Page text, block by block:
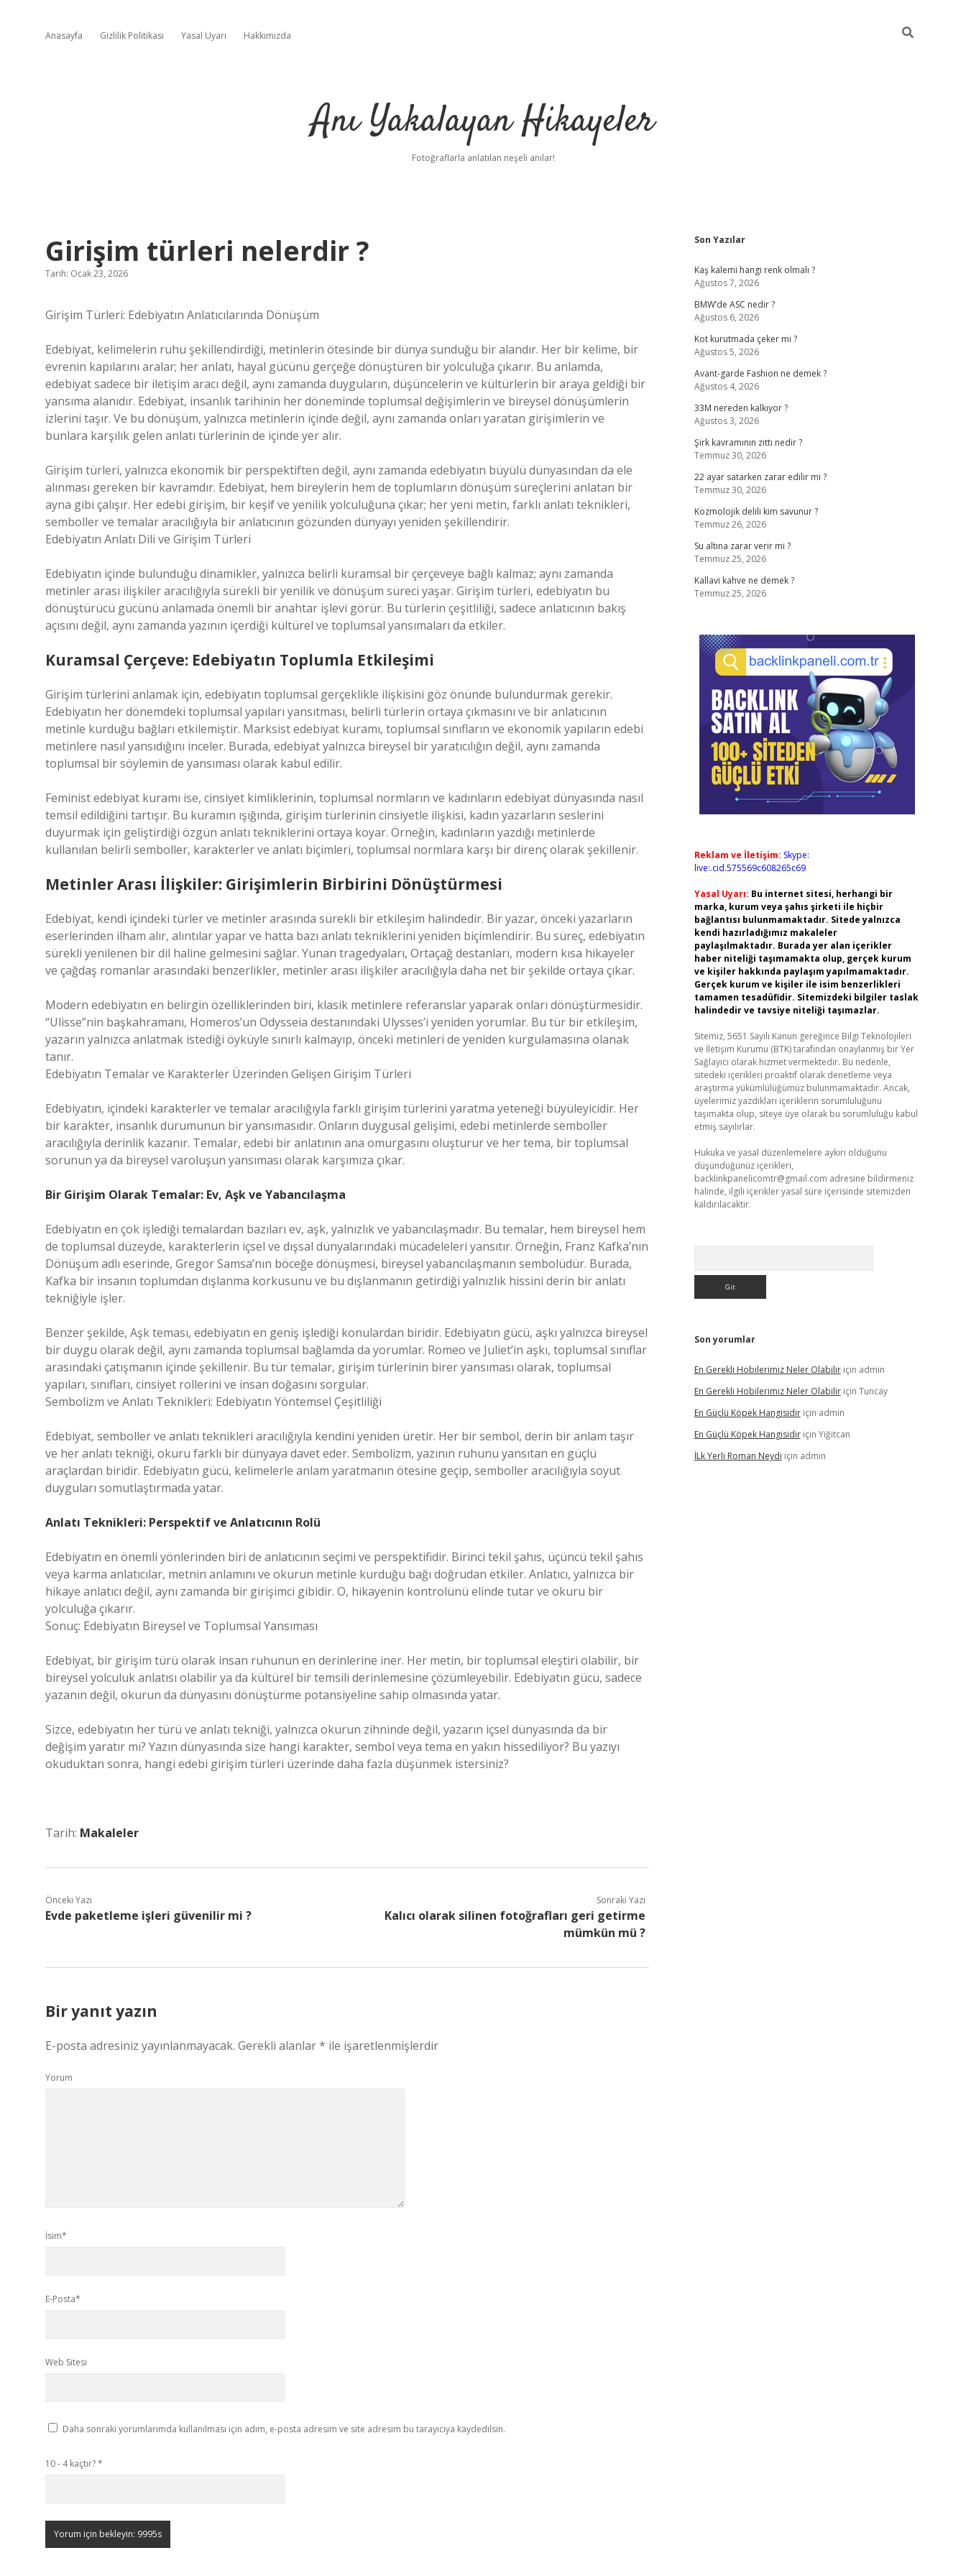
Anasayfa Gizlilik Politikası Yasal Uyarı Hakkımızda
Anı Yakalayan Hikayeler
Fotoğraflarla anlatılan neşeli anılar!
Girişim türleri nelerdir ?
Tarih: Ocak 23, 2026
Girişim Türleri: Edebiyatın Anlatıcılarında Dönüşüm
Edebiyat, kelimelerin ruhu şekillendirdiği, metinlerin ötesinde bir dünya sunduğu bir alandır. Her bir kelime, bir
evrenin kapılarını aralar; her anlatı, hayal gücünü gerçeğe dönüştüren bir yolculuğa çıkarır. Bu anlamda,
edebiyat sadece bir iletişim aracı değil, aynı zamanda duyguların, düşüncelerin ve kültürlerin bir araya geldiği bir
yansıma alanıdır. Edebiyat, insanlık tarihinin her döneminde toplumsal değişimlerin ve bireysel dönüşümlerin
izlerini taşır. Ve bu dönüşüm, yalnızca metinlerin içinde değil, aynı zamanda onları yaratan girişimlerin ve
bunlara karşılık gelen anlatı türlerinin de içinde yer alır.
Girişim türleri, yalnızca ekonomik bir perspektiften değil, aynı zamanda edebiyatın büyülü dünyasından da ele
alınması gereken bir kavramdır. Edebiyat, hem bireylerin hem de toplumların dönüşüm süreçlerini anlatan bir
ayna gibi çalışır. Her edebi girişim, bir keşif ve yenilik yolculuğuna çıkar; her yeni metin, farklı anlatı teknikleri,
semboller ve temalar aracılığıyla bir anlatıcının gözünden dünyayı yeniden şekillendirir.
Edebiyatın Anlatı Dili ve Girişim Türleri
Edebiyatın içinde bulunduğu dinamikler, yalnızca belirli kuramsal bir çerçeveye bağlı kalmaz; aynı zamanda
metinler arası ilişkiler aracılığıyla sürekli bir yenilik ve dönüşüm süreci yaşar. Girişim türleri, edebiyatın bu
dönüştürücü gücünü anlamada önemli bir anahtar işlevi görür. Bu türlerin çeşitliliği, sadece anlatıcının bakış
açısını değil, aynı zamanda yazının içerdiği kültürel ve toplumsal yansımaları da etkiler.
Kuramsal Çerçeve: Edebiyatın Toplumla Etkileşimi
Girişim türlerini anlamak için, edebiyatın toplumsal gerçeklikle ilişkisini göz önünde bulundurmak gerekir.
Edebiyatın her dönemdeki toplumsal yapıları yansıtması, belirli türlerin ortaya çıkmasını ve bir anlatıcının
metinle kurduğu bağları etkilemiştir. Marksist edebiyat kuramı, toplumsal sınıfların ve ekonomik yapıların edebi
metinlere nasıl yansıdığını inceler. Burada, edebiyat yalnızca bireysel bir yaratıcılığın değil, aynı zamanda
toplumsal bir söylemin de yansıması olarak kabul edilir.
Feminist edebiyat kuramı ise, cinsiyet kimliklerinin, toplumsal normların ve kadınların edebiyat dünyasında nasıl
temsil edildiğini tartışır. Bu kuramın ışığında, girişim türlerinin cinsiyetle ilişkisi, kadın yazarların seslerini
duyurmak için geliştirdiği özgün anlatı tekniklerini ortaya koyar. Örneğin, kadınların yazdığı metinlerde
kullanılan belirli semboller, karakterler ve anlatı biçimleri, toplumsal normlara karşı bir direnç olarak şekillenir.
Metinler Arası İlişkiler: Girişimlerin Birbirini Dönüştürmesi
Edebiyat, kendi içindeki türler ve metinler arasında sürekli bir etkileşim halindedir. Bir yazar, önceki yazarların
eserlerinden ilham alır, alıntılar yapar ve hatta bazı anlatı tekniklerini yeniden biçimlendirir. Bu süreç, edebiyatın
sürekli yenilenen bir dil haline gelmesini sağlar. Yunan tragedyaları, Ortaçağ destanları, modern kısa hikayeler
ve çağdaş romanlar arasındaki benzerlikler, metinler arası ilişkiler aracılığıyla daha net bir şekilde ortaya çıkar.
Modern edebiyatın en belirgin özelliklerinden biri, klasik metinlere referanslar yaparak onları dönüştürmesidir.
“Ulisse”nin başkahramanı, Homeros’un Odysseia destanındaki Ulysses’i yeniden yorumlar. Bu tür bir etkileşim,
yazarın yalnızca anlatmak istediği öyküyle sınırlı kalmayıp, önceki metinleri de yeniden kurgulamasına olanak
tanır.
Edebiyatın Temalar ve Karakterler Üzerinden Gelişen Girişim Türleri
Edebiyatın, içindeki karakterler ve temalar aracılığıyla farklı girişim türlerini yaratma yeteneği büyüleyicidir. Her
bir karakter, insanlık durumunun bir yansımasıdır. Onların duygusal gelişimi, edebi metinlerde semboller
aracılığıyla derinlik kazanır. Temalar, edebi bir anlatının ana omurgasını oluşturur ve her tema, bir toplumsal
sorunun ya da bireysel varoluşun yansıması olarak karşımıza çıkar.
Bir Girişim Olarak Temalar: Ev, Aşk ve Yabancılaşma
Edebiyatın en çok işlediği temalardan bazıları ev, aşk, yalnızlık ve yabancılaşmadır. Bu temalar, hem bireysel hem
de toplumsal düzeyde, karakterlerin içsel ve dışsal dünyalarındaki mücadeleleri yansıtır. Örneğin, Franz Kafka’nın
Dönüşüm adlı eserinde, Gregor Samsa’nın böceğe dönüşmesi, bireysel yabancılaşmanın sembolüdür. Burada,
Kafka bir insanın toplumdan dışlanma korkusunu ve bu dışlanmanın getirdiği yalnızlık hissini derin bir anlatı
tekniğiyle işler.
Benzer şekilde, Aşk teması, edebiyatın en geniş işlediği konulardan biridir. Edebiyatın gücü, aşkı yalnızca bireysel
bir duygu olarak değil, aynı zamanda toplumsal bağlamda da yorumlar. Romeo ve Juliet’in aşkı, toplumsal sınıflar
arasındaki çatışmanın içinde şekillenir. Bu tür temalar, girişim türlerinin birer yansıması olarak, toplumsal
yapıları, sınıfları, cinsiyet rollerini ve insan doğasını sorgular.
Sembolizm ve Anlatı Teknikleri: Edebiyatın Yöntemsel Çeşitliliği
Edebiyat, semboller ve anlatı teknikleri aracılığıyla kendini yeniden üretir. Her bir sembol, derin bir anlam taşır
ve her anlatı tekniği, okuru farklı bir dünyaya davet eder. Sembolizm, yazının ruhunu yansıtan en güçlü
araçlardan biridir. Edebiyatın gücü, kelimelerle anlam yaratmanın ötesine geçip, semboller aracılığıyla soyut
duyguları somutlaştırmada yatar.
Anlatı Teknikleri: Perspektif ve Anlatıcının Rolü
Edebiyatın en önemli yönlerinden biri de anlatıcının seçimi ve perspektifidir. Birinci tekil şahıs, üçüncü tekil şahıs
veya karma anlatıcılar, metnin anlamını ve okurun metinle kurduğu bağı doğrudan etkiler. Anlatıcı, yalnızca bir
hikaye anlatıcı değil, aynı zamanda bir girişimci gibidir. O, hikayenin kontrolünü elinde tutar ve okuru bir
yolculuğa çıkarır.
Sonuç: Edebiyatın Bireysel ve Toplumsal Yansıması
Edebiyat, bir girişim türü olarak insan ruhunun en derinlerine iner. Her metin, bir toplumsal eleştiri olabilir, bir
bireysel yolculuk anlatısı olabilir ya da kültürel bir temsili derinlemesine çözümleyebilir. Edebiyatın gücü, sadece
yazanın değil, okurun da dünyasını dönüştürme potansiyeline sahip olmasında yatar.
Sizce, edebiyatın her türü ve anlatı tekniği, yalnızca okurun zihninde değil, yazarın içsel dünyasında da bir
değişim yaratır mı? Yazın dünyasında size hangi karakter, sembol veya tema en yakın hissediliyor? Bu yazıyı
okuduktan sonra, hangi edebi girişim türleri üzerinde daha fazla düşünmek istersiniz?
Tarih: Makaleler
Önceki Yazı
Evde paketleme işleri güvenilir mi ?
Sonraki Yazı
Kalıcı olarak silinen fotoğrafları geri getirme
mümkün mü ?
Bir yanıt yazın
E-posta adresiniz yayınlanmayacak. Gerekli alanlar* ile işaretlenmişlerdir
Yorum
İsim*
E-Posta*
Web Sitesi
Daha sonraki yorumlarımda kullanılması için adım, e-posta adresim ve site adresim bu tarayıcıya kaydedilsin.
10 - 4 kaçtır?*
Sidebar
Son Yazılar
Kaş kalemi hangi renk olmalı ?
Ağustos 7, 2026
BMW’de ASC nedir ?
Ağustos 6, 2026
Kot kurutmada çeker mi ?
Ağustos 5, 2026
Avant-garde Fashion ne demek ?
Ağustos 4, 2026
33M nereden kalkıyor ?
Ağustos 3, 2026
Şirk kavramının zıttı nedir ?
Temmuz 30, 2026
22 ayar satarken zarar edilir mi ?
Temmuz 30, 2026
Kozmolojik delili kim savunur ?
Temmuz 26, 2026
Su altına zarar verir mi ?
Temmuz 25, 2026
Kallavi kahve ne demek ?
Temmuz 25, 2026
Reklam ve İletişim: Skype:
live:.cid.575569c608265c69
Yasal Uyarı: Bu internet sitesi, herhangi bir
marka, kurum veya şahıs şirketi ile hiçbir
bağlantısı bulunmamaktadır. Sitede yalnızca
kendi hazırladığımız makaleler
paylaşılmaktadır. Burada yer alan içerikler
haber niteliği taşımamakta olup, gerçek kurum
ve kişiler hakkında paylaşım yapılmamaktadır.
Gerçek kurum ve kişiler ile isim benzerlikleri
tamamen tesadüfidir. Sitemizdeki bilgiler taslak
halindedir ve tavsiye niteliği taşımazlar.
Sitemiz, 5651 Sayılı Kanun gereğince Bilgi Teknolojileri
ve İletişim Kurumu (BTK) tarafından onaylanmış bir Yer
Sağlayıcı olarak hizmet vermektedir. Bu nedenle,
sitedeki içerikleri proaktif olarak denetleme veya
araştırma yükümlülüğümüz bulunmamaktadır. Ancak,
üyelerimiz yazdıkları içeriklerin sorumluluğunu
taşımakta olup, siteye üye olarak bu sorumluluğu kabul
etmiş sayılırlar.
Hukuka ve yasal düzenlemelere aykırı olduğunu
düşündüğünüz içerikleri,
backlinkpanelicomtr@gmail.com adresine bildirmeniz
halinde, ilgili içerikler yasal süre içerisinde sitemizden
kaldırılacaktır.
Son yorumlar
En Gerekli Hobilerimiz Neler Olabiliriçin admin
En Gerekli Hobilerimiz Neler Olabiliriçin Tuncay
En Güçlü Köpek Hangisidiriçin admin
En Güçlü Köpek Hangisidiriçin Yiğitcan
İLk Yerli Roman Neydi için admin